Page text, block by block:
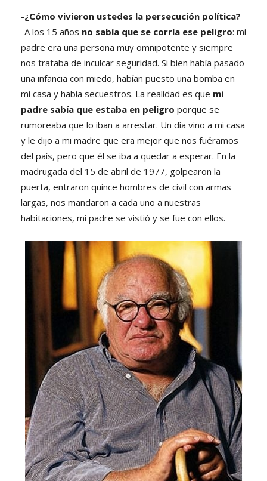
-¿Cómo vivieron ustedes la persecución política?
-A los 15 años no sabía que se corría ese peligro: mi
padre era una persona muy omnipotente y siempre
nos trataba de inculcar seguridad. Si bien había pasado
una infancia con miedo, habían puesto una bomba en
mi casa y había secuestros. La realidad es que mi
padre sabía que estaba en peligro porque se
rumoreaba que lo iban a arrestar. Un día vino a mi casa
y le dijo a mi madre que era mejor que nos fuéramos
del país, pero que él se iba a quedar a esperar. En la
madrugada del 15 de abril de 1977, golpearon la
puerta, entraron quince hombres de civil con armas
largas, nos mandaron a cada uno a nuestras
habitaciones, mi padre se vistió y se fue con ellos.